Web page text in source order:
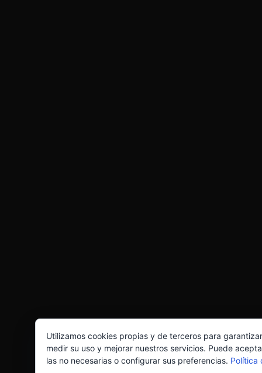
Utilizamos cookies propias y de terceros para
medir su uso y mejorar nuestros servicios. Puede
las no necesarias o configurar sus preferencias. Política